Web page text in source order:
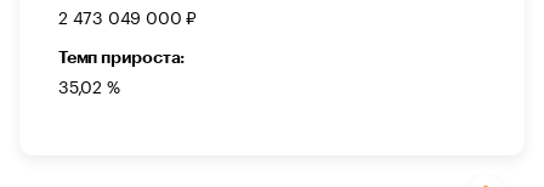
2 473 049 000 ₽
Темп прироста:
35,02 %